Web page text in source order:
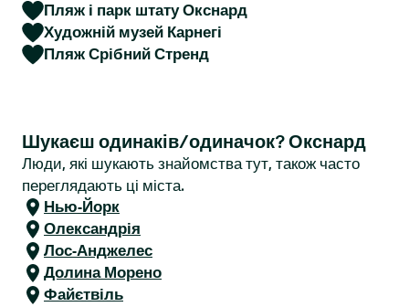
Пляж і парк штату Окснард
Художній музей Карнегі
Пляж Срібний Стренд
Шукаєш одинаків/одиначок? Окснард
Люди, які шукають знайомства тут, також часто
переглядають ці міста.
Нью-Йорк
Олександрія
Лос-Анджелес
Долина Морено
Файєтвіль